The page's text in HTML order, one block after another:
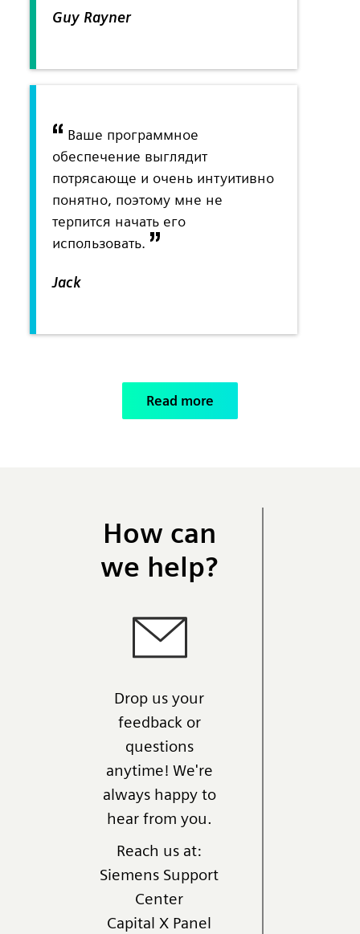
Guy Rayner
Ваше программное
обеспечение выглядит
потрясающе и очень интуитивно
понятно, поэтому мне не
терпится начать его
использовать.
Jack
Read more
How can
we help?
Drop us your
feedback or
questions
anytime! We're
always happy to
hear from you.
Reach us at:
Siemens Support
Center
Capital X Panel